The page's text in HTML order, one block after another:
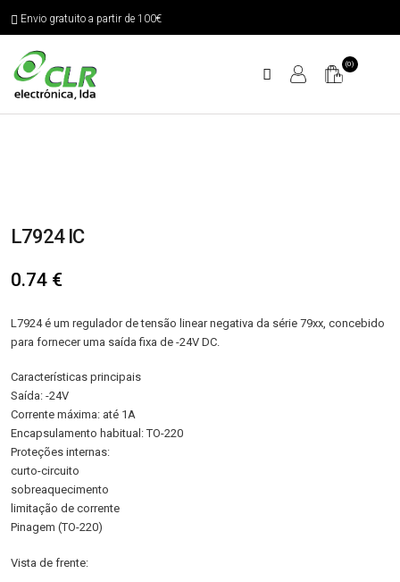
Envio gratuito a partir de 100€
(0)
L7924 IC
0.74 €
L7924 é um regulador de tensão linear negativa da série 79xx, concebido
para fornecer uma saída fixa de -24V DC.
Características principais
Saída: -24V
Corrente máxima: até 1A
Encapsulamento habitual: TO-220
Proteções internas:
curto-circuito
sobreaquecimento
limitação de corrente
Pinagem (TO-220)
Vista de frente: